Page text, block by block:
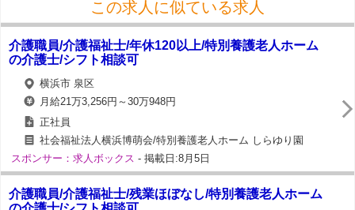
この求人に似ている求人
介護職員/介護福祉士/年休120以上/特別養護老人ホーム
の介護士/シフト相談可
横浜市 泉区
月給21万3,256円～30万948円
正社員
社会福祉法人横浜博萌会/特別養護老人ホーム しらゆり園
スポンサー：求人ボックス - 掲載日:8月5日
介護職員/介護福祉士/残業ほぼなし/特別養護老人ホーム